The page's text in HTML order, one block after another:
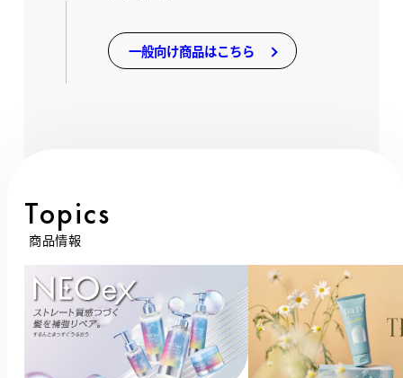
一般向け商品はこちら
Topics
商品情報